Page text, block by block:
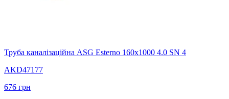
Труба каналізаційна ASG Esterno 160x1000 4.0 SN 4
AKD47177
676 грн